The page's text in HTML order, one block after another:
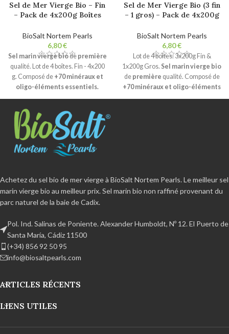
Sel de Mer Vierge Bio – Fin
– Pack de 4x200g Boîtes
Non raffiné. Sans additifs.
BioSalt Nortem Pearls
€
Sel marin vierge biode première
qualité. Lot de 4 boîtes. Fin - 4x200
g. Composé de +70 minéraux et
oligo-éléments essentiels.
Cristallisation naturelleet
mouillage inférieur à 2%.
raffiné, sans additifs et sans agent
anti-agglomérant.Certifié
organiqueSans BPA et 100%
recyclable Produit artisanal issu du
parc naturel de la baie de Cadix.
Sel de Mer Vierge Bio (3 fin
– 1 gros) – Pack de 4x200g
naturel. Non raffiné. Sans
additifs.
BioSalt Nortem Pearls
€
Lot de 4 boîtes. 3x200g Fin &
1x200g Gros. Sel marin vierge bio
de première qualité. Composé de
+70 minéraux et oligo-éléments
essentiels.Cristallisation
Achetez du sel bio de mer vierge à BioSalt Nortem Pearls. Le meilleur sel
marin vierge bio au meilleur prix. Sel marin bio non raffiné provenant du
parc naturel de la baie de Cadix.
Pol. Ind. Salinas de Poniente. Alexander Humboldt, Nº 12. El Puerto de
Santa María, Cádiz 11500
(+34) 856 92 50 95
info@biosaltpearls.com
ARTICLES RÉCENTS
LIENS UTILES